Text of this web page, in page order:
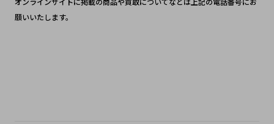
願いいたします。